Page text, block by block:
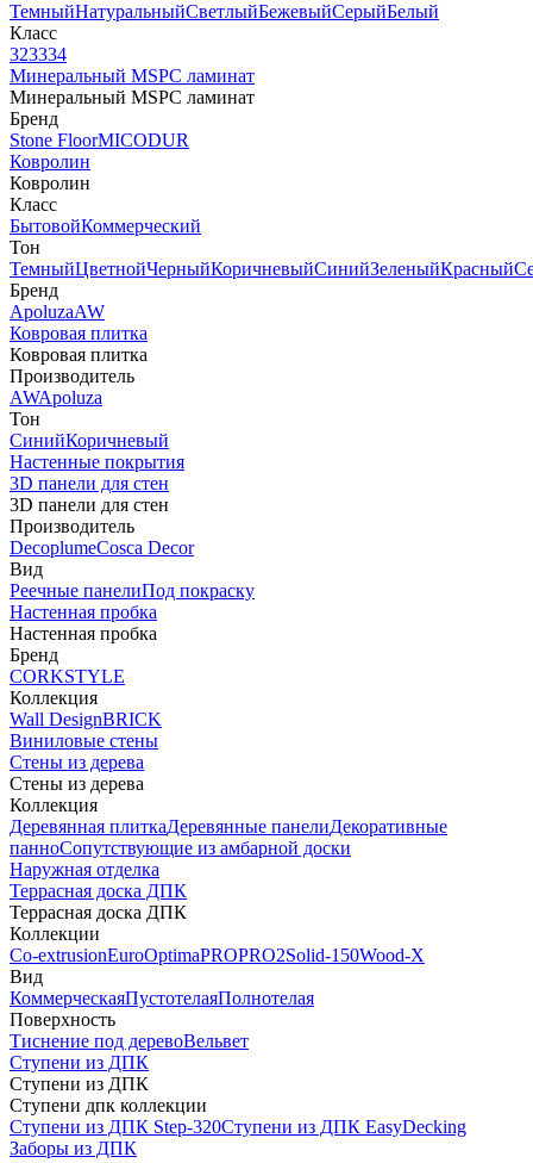
ТемныйНатуральныйСветлыйБежевыйСерыйБелый
Класс
323334
Минеральный MSPC ламинат
Минеральный MSPC ламинат
Бренд
Stone FloorMICODUR
Ковролин
Ковролин
Класс
БытовойКоммерческий
Тон
ТемныйЦветнойЧерныйКоричневыйСинийЗеленыйКрасный
Бренд
ApoluzaAW
Ковровая плитка
Ковровая плитка
Производитель
AWApoluza
Тон
СинийКоричневый
Настенные покрытия
3D панели для стен
3D панели для стен
Производитель
DecoplumeCosca Decor
Вид
Реечные панелиПод покраску
Настенная пробка
Настенная пробка
Бренд
CORKSTYLE
Коллекция
Wall DesignBRICK
Виниловые стены
Стены из дерева
Стены из дерева
Коллекция
Деревянная плиткаДеревянные панелиДекоративные
панноСопутствующие из амбарной доски
Наружная отделка
Террасная доска ДПК
Террасная доска ДПК
Коллекции
Co-extrusionEuroOptimaPROPRO2Solid-150Wood-X
Вид
КоммерческаяПустотелаяПолнотелая
Поверхность
Тиснение под деревоВельвет
Ступени из ДПК
Ступени из ДПК
Ступени дпк коллекции
Ступени из ДПК Step-320Ступени из ДПК EasyDecking
Заборы из ДПК